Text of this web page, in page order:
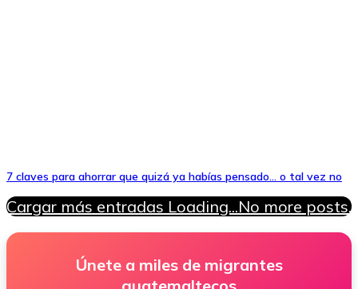
7 claves para ahorrar que quizá ya habías pensado… o tal vez no
Cargar más entradas Loading...No more posts.
Únete a miles de migrantes